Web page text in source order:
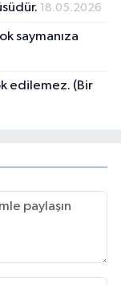
18.05.2026
saymanıza
edilemez. (Bir